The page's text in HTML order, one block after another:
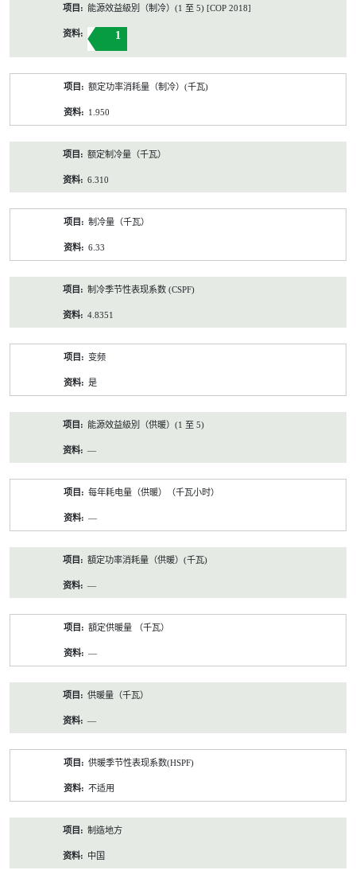
能源效益級別（制冷）(1 至 5) [COP 2018]
1
额定功率消耗量（制冷）(千瓦)
1.950
额定制冷量（千瓦）
6.310
制冷量（千瓦）
6.33
制冷季节性表现系数 (CSPF)
4.8351
变频
是
能源效益級別（供暖）(1 至 5)
—
每年耗电量（供暖）（千瓦小时）
—
額定功率消耗量（供暖）(千瓦)
—
額定供暖量 （千瓦）
—
供暖量（千瓦）
—
供暖季节性表现系数(HSPF)
不适用
制造地方
中国